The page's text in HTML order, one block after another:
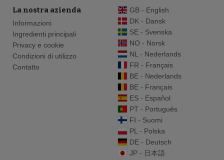
La nostra azienda
Informazioni
Ingredienti principali
Privacy e cookie
Condizioni di utilizzo
Contatto
GB - English
DK - Dansk
SE - Svenska
NO - Norsk
NL - Nederlands
FR - Français
BE - Nederlands
BE - Français
ES - Español
PT - Português
FI - Suomi
PL - Polska
DE - Deutsch
JP - 日本語